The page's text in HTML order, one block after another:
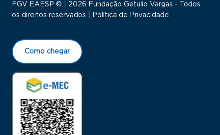
FGV EAESP © | 2026 Fundação Getulio Vargas - Todos
os direitos reservados |
Política de Privacidade
Como chegar